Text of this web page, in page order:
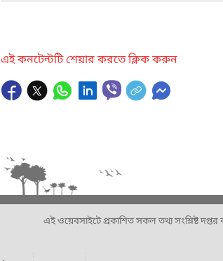
এই কনটেন্টটি শেয়ার করতে ক্লিক করুন
এই ওয়েবসাইটে প্রকাশিত সকল তথ্য সংশ্লিষ্ট দপ্তর